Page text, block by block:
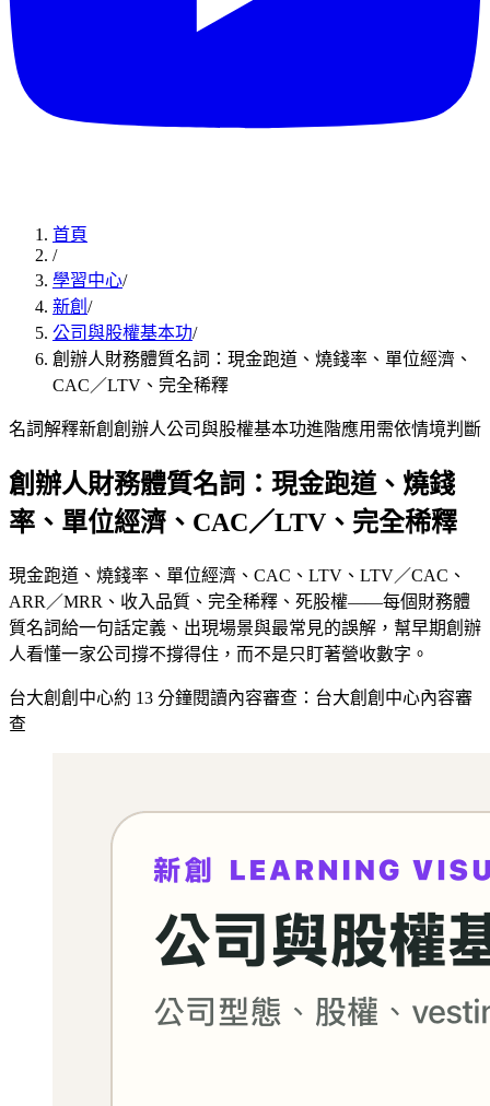
首頁
/
學習中心/
新創 /
公司與股權基本功/
創辦人財務體質名詞：現金跑道、燒錢率、單位經濟、
CAC／LTV、完全稀釋
名詞解釋新創創辦人公司與股權基本功進階應用 需依情境判斷
創辦人財務體質名詞：現金跑道、燒錢
率、單位經濟、CAC／LTV、完全稀釋
現金跑道、燒錢率、單位經濟、CAC、LTV、LTV／CAC、
ARR／MRR、收入品質、完全稀釋、死股權——每個財務體
質名詞給一句話定義、出現場景與最常見的誤解，幫早期創辦
人看懂一家公司撐不撐得住，而不是只盯著營收數字。
台大創創中心約 13 分鐘閱讀內容審查： 台大創創中心內容審
查